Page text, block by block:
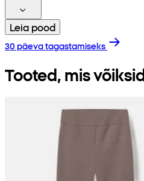
Leia pood
30 päeva tagastamiseks
Tooted, mis